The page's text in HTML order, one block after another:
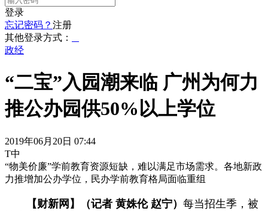
登录
忘记密码？ 注册
其他登录方式：
政经
“二宝”入园潮来临 广州为何力
推公办园供50%以上学位
2019年06月20日 07:44
T中
“物美价廉”学前教育资源短缺，难以满足市场需求。各地新政
力推增加公办学位，民办学前教育格局面临重组
【财新网】（记者 黄姝伦 赵宁） 每当招生季，被